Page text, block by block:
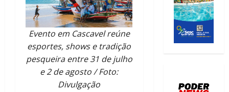
Evento em Cascavel reúne
esportes, shows e tradição
pesqueira entre 31 de julho
e 2 de agosto / Foto:
Divulgação